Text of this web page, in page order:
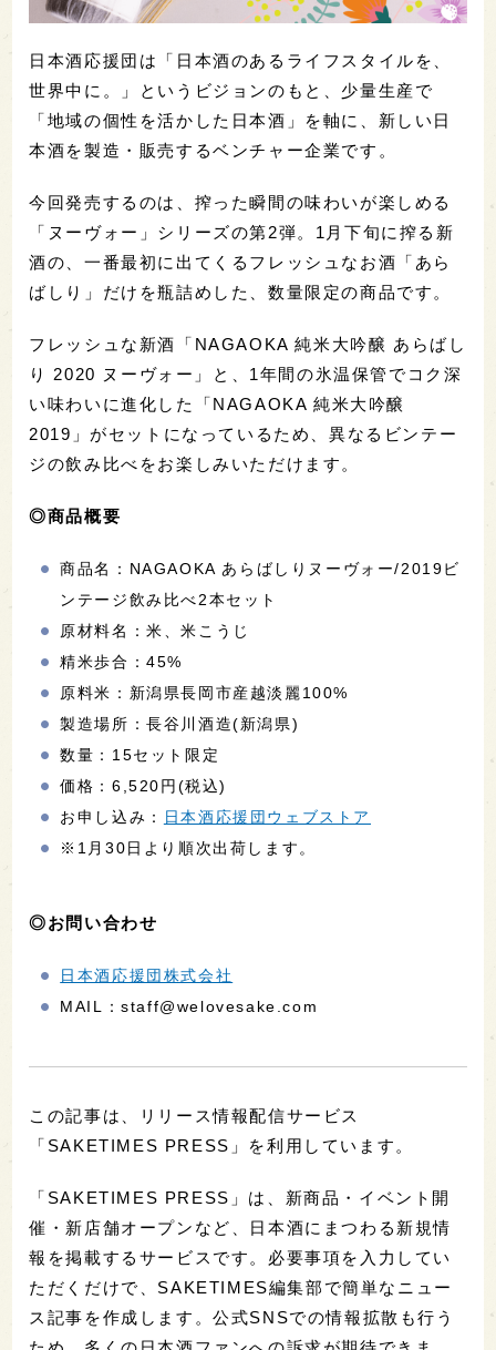
日本酒応援団は「日本酒のあるライフスタイルを、
世界中に。」というビジョンのもと、少量生産で
「地域の個性を活かした日本酒」を軸に、新しい日
本酒を製造・販売するベンチャー企業です。
今回発売するのは、搾った瞬間の味わいが楽しめる
「ヌーヴォー」シリーズの第2弾。1月下旬に搾る新
酒の、一番最初に出てくるフレッシュなお酒「あら
ばしり」だけを瓶詰めした、数量限定の商品です。
フレッシュな新酒「NAGAOKA 純米大吟醸 あらばし
り 2020 ヌーヴォー」と、1年間の氷温保管でコク深
い味わいに進化した「NAGAOKA 純米大吟醸
2019」がセットになっているため、異なるビンテー
ジの飲み比べをお楽しみいただけます。
◎商品概要
商品名：NAGAOKA あらばしりヌーヴォー/2019ビ
ンテージ飲み比べ2本セット
原材料名：米、米こうじ
精米歩合：45%
原料米：新潟県長岡市産越淡麗100%
製造場所：長谷川酒造(新潟県)
数量：15セット限定
価格：6,520円(税込)
お申し込み：
日本酒応援団ウェブストア
※1月30日より順次出荷します。
◎お問い合わせ
日本酒応援団株式会社
MAIL：staff@welovesake.com
この記事は、リリース情報配信サービス
「SAKETIMES PRESS」を利用しています。
「SAKETIMES PRESS」は、新商品・イベント開
催・新店舗オープンなど、日本酒にまつわる新規情
報を掲載するサービスです。必要事項を入力してい
ただくだけで、SAKETIMES編集部で簡単なニュー
ス記事を作成します。公式SNSでの情報拡散も行う